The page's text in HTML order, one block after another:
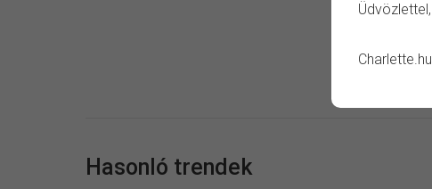
Üdvözlettel,
Charlette.hu
Hasonló trendek